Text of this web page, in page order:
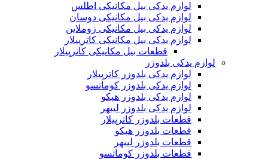
لوازم یدکی بیل مکانیکی اطلس
لوازم یدکی بیل مکانیکی دوسان
لوازم یدکی بیل مکانیکی زوملاین
لوازم یدکی بیل مکانیکی کاترپیلار
قطعات بیل مکانیکی کاترپیلار
لوازم یدکی بلدوزر
لوازم یدکی بلدوزر کاترپیلار
لوازم یدکی بلدوزر کوماتسو
لوازم یدکی بلدوزر هپکو
لوازم یدکی بلدوزر لیبهر
قطعات بلدوزر کاترپیلار
قطعات بلدوزر هپکو
قطعات بلدوزر لیبهر
قطعات بلدوزر کوماتسو